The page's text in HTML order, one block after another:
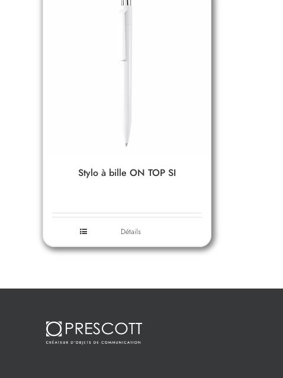
Stylo à bille ON TOP SI
Détails